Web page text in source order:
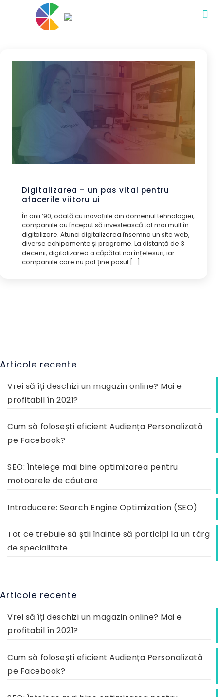
Digitalizarea – un pas vital pentru
afacerile viitorului
În anii ’90, odată cu inovațiile din domeniul tehnologiei,
companiile au început să investească tot mai mult în
digitalizare. Atunci digitalizarea însemna un site web,
diverse echipamente și programe. La distanță de 3
decenii, digitalizarea a căpătat noi înțelesuri, iar
companiile care nu pot ține pasul […]
Articole recente
Vrei să îți deschizi un magazin online? Mai e
profitabil în 2021?
Cum să folosești eficient Audiența Personalizată
pe Facebook?
SEO: Înțelege mai bine optimizarea pentru
motoarele de căutare
Introducere: Search Engine Optimization (SEO)
Tot ce trebuie să știi înainte să participi la un târg
de specialitate
Articole recente
Vrei să îți deschizi un magazin online? Mai e
profitabil în 2021?
Cum să folosești eficient Audiența Personalizată
pe Facebook?